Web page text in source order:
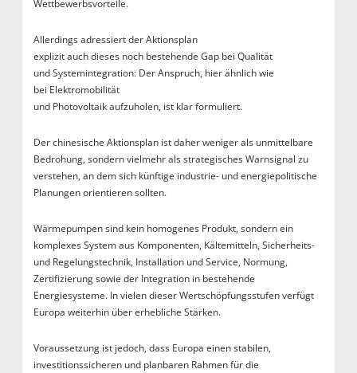
Wettbewerbsvorteile.
Allerdings adressiert der Aktionsplan
explizit auch dieses noch bestehende Gap bei Qualität
und Systemintegration: Der Anspruch, hier ähnlich wie
bei Elektromobilität
und Photovoltaik aufzuholen, ist klar formuliert.
Der chinesische Aktionsplan ist daher weniger als unmittelbare
Bedrohung, sondern vielmehr als strategisches Warnsignal zu
verstehen, an dem sich künftige industrie- und energiepolitische
Planungen orientieren sollten.
Wärmepumpen sind kein homogenes Produkt, sondern ein
komplexes System aus Komponenten, Kältemitteln, Sicherheits-
und Regelungstechnik, Installation und Service, Normung,
Zertifizierung sowie der Integration in bestehende
Energiesysteme. In vielen dieser Wertschöpfungsstufen verfügt
Europa weiterhin über erhebliche Stärken.
Voraussetzung ist jedoch, dass Europa einen stabilen,
investitionssicheren und planbaren Rahmen für die